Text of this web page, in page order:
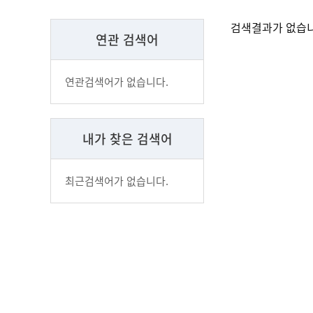
검색결과가 없습
연관 검색어
연관검색어가 없습니다.
내가 찾은 검색어
최근검색어가 없습니다.